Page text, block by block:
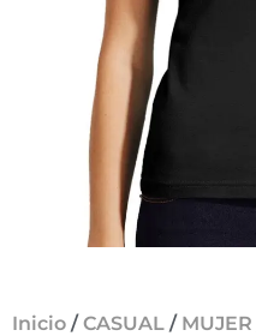
Inicio /CASUAL / MUJER